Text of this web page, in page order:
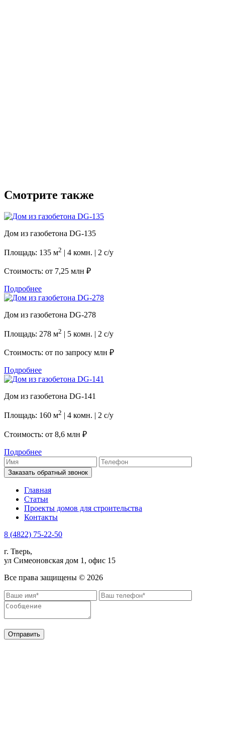
Смотрите также
Дом из газобетона DG-135
Площадь: 135 м2 | 4 комн. | 2 с/у
Стоимость: от 7,25 млн ₽
Подробнее
Дом из газобетона DG-278
Площадь: 278 м2 | 5 комн. | 2 с/у
Стоимость: от по запросу млн ₽
Подробнее
Дом из газобетона DG-141
Площадь: 160 м2 | 4 комн. | 2 с/у
Стоимость: от 8,6 млн ₽
Подробнее
Заказать обратный звонок
Главная
Статьи
Проекты домов для строительства
Контакты
8 (4822) 75-22-50
г. Тверь,
ул Симеоновская дом 1, офис 15
Все права защищены © 2026